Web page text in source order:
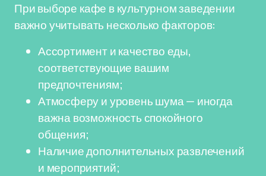
При выборе кафе в культурном заведении
важно учитывать несколько факторов:
Ассортимент и качество еды,
соответствующие вашим
предпочтениям;
Атмосферу и уровень шума — иногда
важна возможность спокойного
общения;
Наличие дополнительных развлечений
и мероприятий;